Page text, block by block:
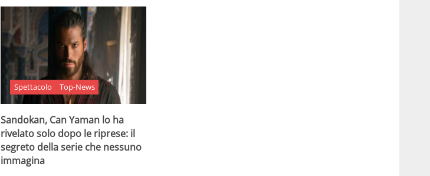
Spettacolo Top-News
Sandokan, Can Yaman lo ha
rivelato solo dopo le riprese: il
segreto della serie che nessuno
immagina